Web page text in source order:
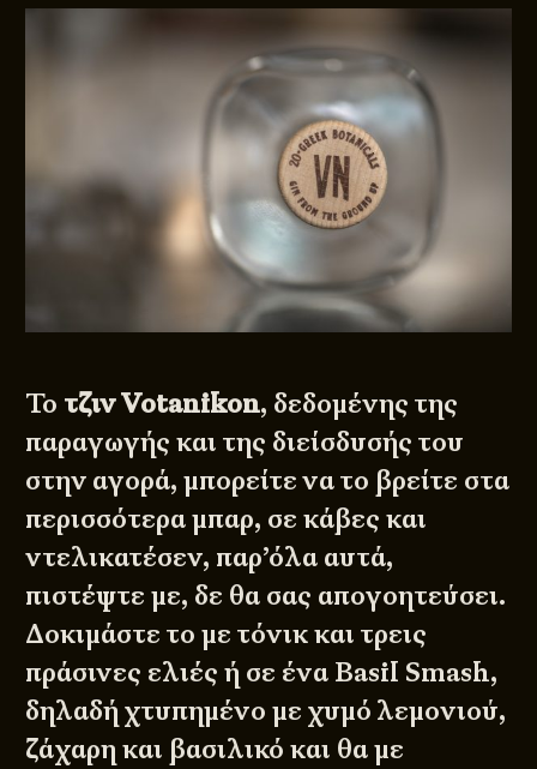
Το τζιν Votanikon, δεδομένης της
παραγωγής και της διείσδυσής του
στην αγορά, μπορείτε να το βρείτε στα
περισσότερα μπαρ, σε κάβες και
ντελικατέσεν, παρ’όλα αυτά,
πιστέψτε με, δε θα σας απογοητεύσει.
Δοκιμάστε το με τόνικ και τρεις
πράσινες ελιές ή σε ένα Basil Smash,
δηλαδή χτυπημένο με χυμό λεμονιού,
ζάχαρη και βασιλικό και θα με